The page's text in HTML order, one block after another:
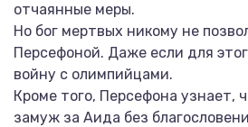
отчаянные меры.
Но бог мертвых никому не
Персефоной. Даже если для
войну с олимпийцами.
Кроме того, Персефона узнает,
замуж за Аида без